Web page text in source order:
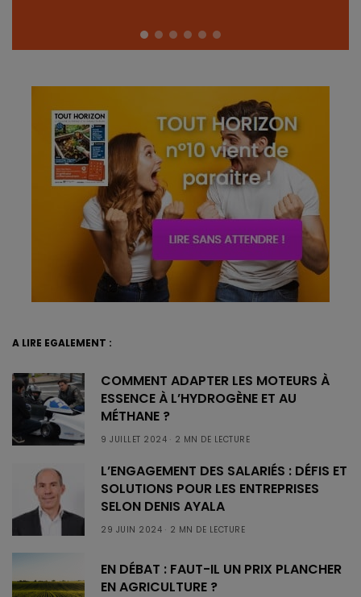
A LIRE EGALEMENT :
COMMENT ADAPTER LES MOTEURS À
ESSENCE À L’HYDROGÈNE ET AU
MÉTHANE ?
9 JUILLET 2024 2 MN DE LECTURE
L’ENGAGEMENT DES SALARIÉS : DÉFIS ET
SOLUTIONS POUR LES ENTREPRISES
SELON DENIS AYALA
29 JUIN 2024 2 MN DE LECTURE
EN DÉBAT : FAUT-IL UN PRIX PLANCHER
EN AGRICULTURE ?